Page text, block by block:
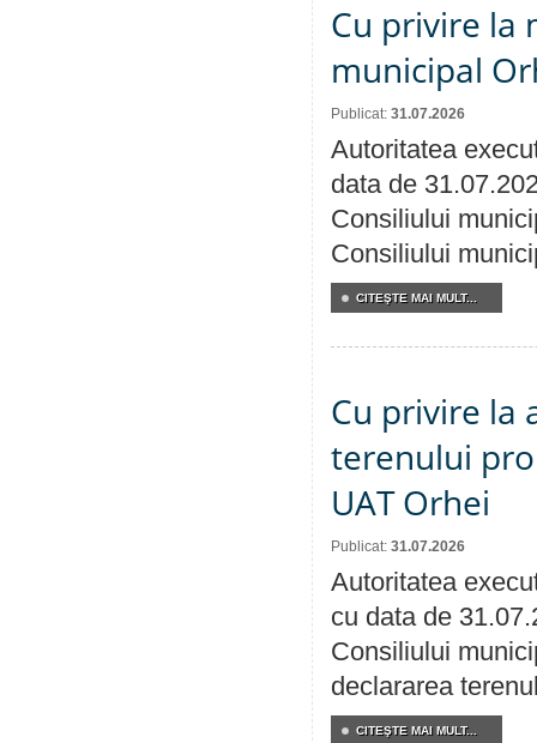
Cu privire la
municipal
Publicat: 31.07.2026
Autoritatea
data de
Consiliului
Consiliului
CITEŞTE MAI MULT...
Cu privire la
terenului
UAT Orhei
Publicat: 31.07.2026
Autoritatea
cu data de
Consiliului
declararea
CITEŞTE MAI MULT...